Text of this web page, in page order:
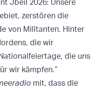
Jbeil 2026: Unsere
zerstören die
von Militanten. Hinter
die wir
die uns
wir kämpfen.“
mit, dass die